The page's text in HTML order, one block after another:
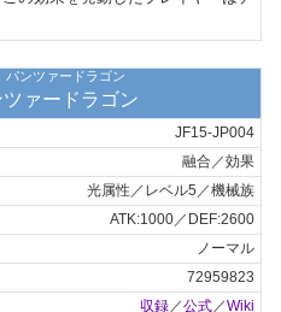
パンツァードラゴン
ァードラゴン
JF15-JP004
融合／効果
光属性／レベル5／機械族
ATK:1000／DEF:2600
ノーマル
72959823
収録／公式／Wiki